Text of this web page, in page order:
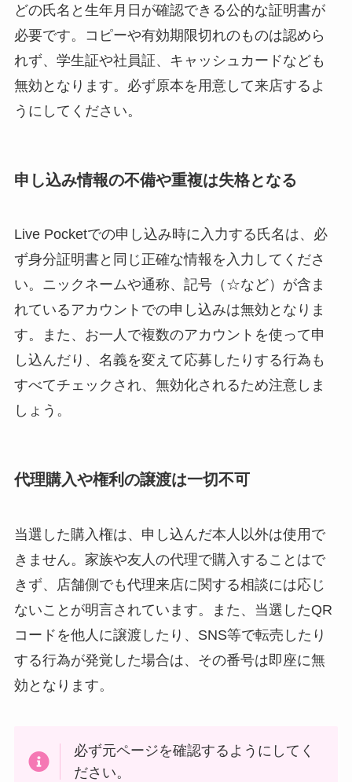
どの氏名と生年月日が確認できる公的な証明書が
必要です。コピーや有効期限切れのものは認めら
れず、学生証や社員証、キャッシュカードなども
無効となります。必ず原本を用意して来店するよ
うにしてください。
申し込み情報の不備や重複は失格となる
Live Pocketでの申し込み時に入力する氏名は、必
ず身分証明書と同じ正確な情報を入力してくださ
い。ニックネームや通称、記号（☆など）が含ま
れているアカウントでの申し込みは無効となりま
す。また、お一人で複数のアカウントを使って申
し込んだり、名義を変えて応募したりする行為も
すべてチェックされ、無効化されるため注意しま
しょう。
代理購入や権利の譲渡は一切不可
当選した購入権は、申し込んだ本人以外は使用で
きません。家族や友人の代理で購入することはで
きず、店舗側でも代理来店に関する相談には応じ
ないことが明言されています。また、当選したQR
コードを他人に譲渡したり、SNS等で転売したり
する行為が発覚した場合は、その番号は即座に無
効となります。
必ず元ページを確認するようにしてく
ださい。